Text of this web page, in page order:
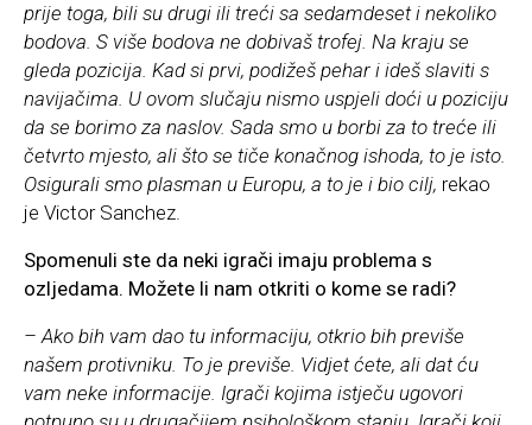
prije toga, bili su drugi ili treći sa sedamdeset i nekoliko
bodova. S više bodova ne dobivaš trofej. Na kraju se
gleda pozicija. Kad si prvi, podižeš pehar i ideš slaviti s
navijačima. U ovom slučaju nismo uspjeli doći u poziciju
da se borimo za naslov. Sada smo u borbi za to treće ili
četvrto mjesto, ali što se tiče konačnog ishoda, to je isto.
Osigurali smo plasman u Europu, a to je i bio cilj, rekao
je Victor Sanchez.
Spomenuli ste da neki igrači imaju problema s
ozljedama. Možete li nam otkriti o kome se radi?
– Ako bih vam dao tu informaciju, otkrio bih previše
našem protivniku. To je previše. Vidjet ćete, ali dat ću
vam neke informacije. Igrači kojima istječu ugovori